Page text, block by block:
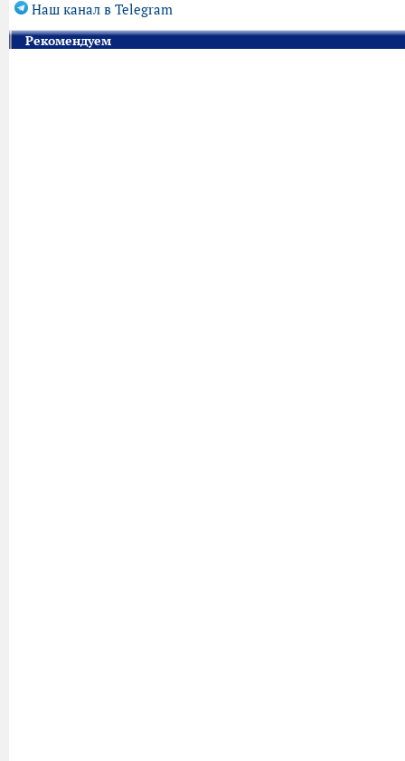
Наш канал в Telegram
Рекомендуем